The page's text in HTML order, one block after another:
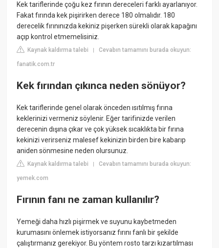
Kek tariflerinde çoğu kez fırının dereceleri farklı ayarlanıyor.
Fakat fırında kek pişirirken derece 180 olmalıdır. 180
derecelik fırınınızda kekiniz pişerken sürekli olarak kapağını
açıp kontrol etmemelisiniz.
Kaynak kaldırma talebi |Cevabın tamamını burada okuyun:
fanatik.com.tr
Kek fırından çıkınca neden sönüyor?
Kek tariflerinde genel olarak önceden ısıtılmış fırına
keklerinizi vermeniz söylenir. Eğer tarifinizde verilen
derecenin dışına çıkar ve çok yüksek sıcaklıkta bir fırına
kekinizi verirseniz malesef kekinizin birden bire kabarıp
aniden sönmesine neden olursunuz.
Kaynak kaldırma talebi |Cevabın tamamını burada okuyun:
yemek.com
Fırının fanı ne zaman kullanılır?
Yemeği daha hızlı pişirmek ve suyunu kaybetmeden
kurumasını önlemek istiyorsanız fırını fanlı bir şekilde
çalıştırmanız gerekiyor. Bu yöntem rosto tarzı kızartılması